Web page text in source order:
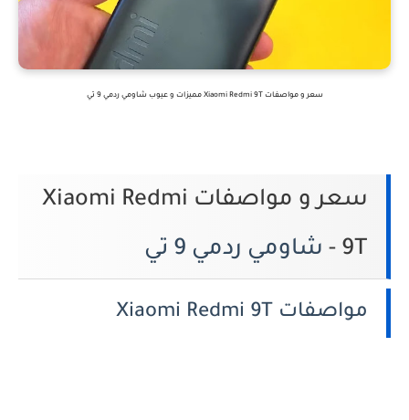
سعر و مواصفات Xiaomi Redmi 9T مميزات و عيوب شاومي ردمي 9 تي
سعر و مواصفات Xiaomi Redmi
9T -
شاومي ردمي 9 تي
مواصفات Xiaomi Redmi 9T